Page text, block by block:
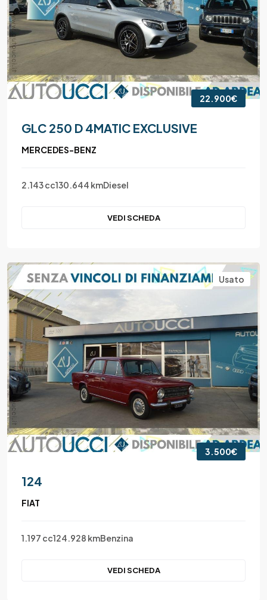
22.900€
GLC 250 D 4MATIC EXCLUSIVE
MERCEDES-BENZ
2.143 cc130.644 kmDiesel
VEDI SCHEDA
Usato
3.500€
124
FIAT
1.197 cc124.928 kmBenzina
VEDI SCHEDA